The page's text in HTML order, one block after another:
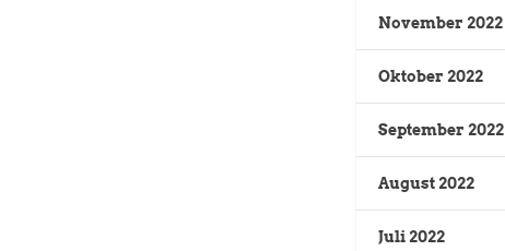
November 2022
Oktober 2022
September 2022
August 2022
Juli 2022